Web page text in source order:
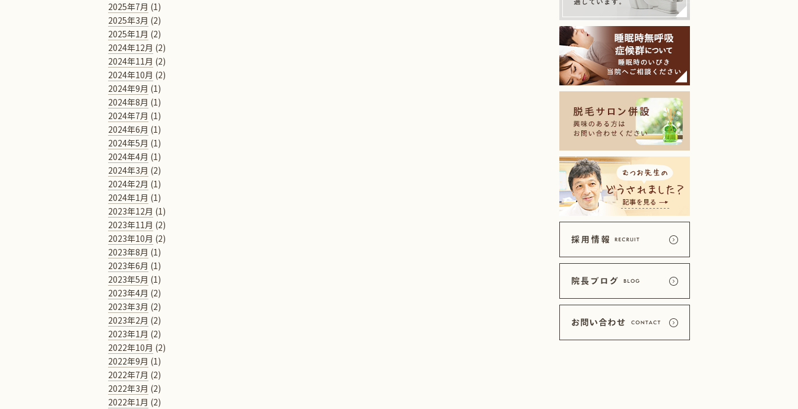
2025年7月 (1)
2025年3月 (2)
2025年1月 (2)
2024年12月 (2)
2024年11月 (2)
2024年10月 (2)
2024年9月 (1)
2024年8月 (1)
2024年7月 (1)
2024年6月 (1)
2024年5月 (1)
2024年4月 (1)
2024年3月 (2)
2024年2月 (1)
2024年1月 (1)
2023年12月 (1)
2023年11月 (2)
2023年10月 (2)
2023年8月 (1)
2023年6月 (1)
2023年5月 (1)
2023年4月 (2)
2023年3月 (2)
2023年2月 (2)
2023年1月 (2)
2022年10月 (2)
2022年9月 (1)
2022年7月 (2)
2022年3月 (2)
2022年1月 (2)